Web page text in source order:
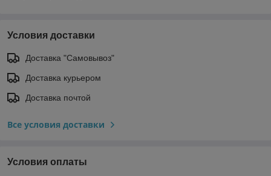
Условия доставки
Доставка "Самовывоз"
Доставка курьером
Доставка почтой
Все условия доставки
Условия оплаты